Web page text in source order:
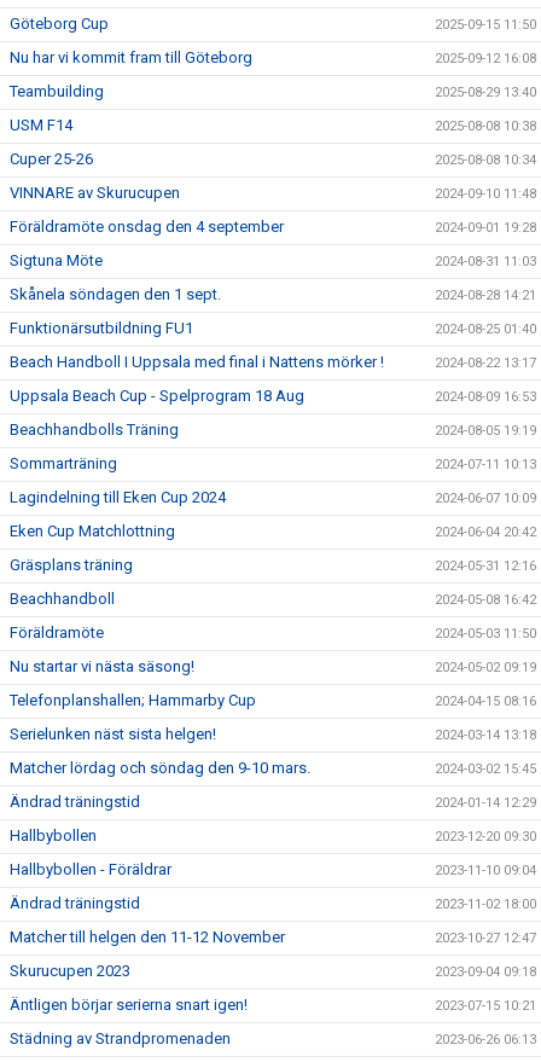
Göteborg Cup 2025-09-15 11:50
Nu har vi kommit fram till Göteborg 2025-09-12 16:08
Teambuilding 2025-08-29 13:40
USM F14 2025-08-08 10:38
Cuper 25-26 2025-08-08 10:34
VINNARE av Skurucupen 2024-09-10 11:48
Föräldramöte onsdag den 4 september 2024-09-01 19:28
Sigtuna Möte 2024-08-31 11:03
Skånela söndagen den 1 sept. 2024-08-28 14:21
Funktionärsutbildning FU1 2024-08-25 01:40
Beach Handboll I Uppsala med final i Nattens mörker ! 2024-08-22 13:17
Uppsala Beach Cup - Spelprogram 18 Aug 2024-08-09 16:53
Beachhandbolls Träning 2024-08-05 19:19
Sommarträning 2024-07-11 10:13
Lagindelning till Eken Cup 2024 2024-06-07 10:09
Eken Cup Matchlottning 2024-06-04 20:42
Gräsplans träning 2024-05-31 12:16
Beachhandboll 2024-05-08 16:42
Föräldramöte 2024-05-03 11:50
Nu startar vi nästa säsong! 2024-05-02 09:19
Telefonplanshallen; Hammarby Cup 2024-04-15 08:16
Serielunken näst sista helgen! 2024-03-14 13:18
Matcher lördag och söndag den 9-10 mars. 2024-03-02 15:45
Ändrad träningstid 2024-01-14 12:29
Hallbybollen 2023-12-20 09:30
Hallbybollen - Föräldrar 2023-11-10 09:04
Ändrad träningstid 2023-11-02 18:00
Matcher till helgen den 11-12 November 2023-10-27 12:47
Skurucupen 2023 2023-09-04 09:18
Äntligen börjar serierna snart igen! 2023-07-15 10:21
Städning av Strandpromenaden 2023-06-26 06:13